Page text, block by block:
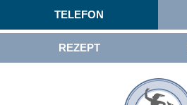
TELEFON
REZEPT